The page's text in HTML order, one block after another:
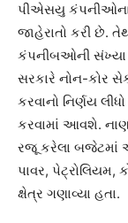
પીએસયુ
જાહેરાતો કરી છે.
કંપનીબઓની
સરકારે નોન-કોર
કરવાનો નિર્ણય
કરવામાં આવશે.
રજૂ કરેલા બજેટમાં
પાવર, પેટ્રોલિયમ,
ક્ષેત્ર ગણાવ્યા હતા.